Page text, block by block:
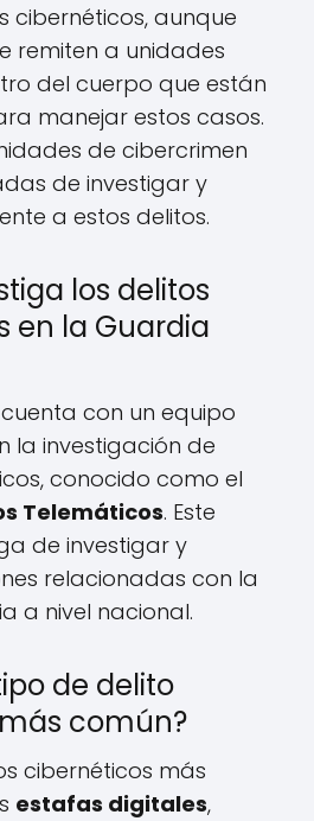
cibernéticos, aunque
remiten a unidades
del cuerpo que están
manejar estos casos.
de cibercrimen
de investigar y
a estos delitos.
los delitos
en la Guardia
con un equipo
la investigación de
conocido como el
Telemáticos. Este
de investigar y
relacionadas con la
a nivel nacional.
de delito
común?
cibernéticos más
estafas digitales,